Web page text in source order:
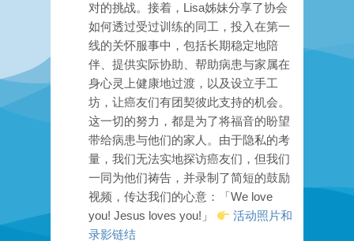
对的挑战。 接着，Lisa姊妹分享了协会
如何透过受过训练的同工，投入在第一
线的关怀服事中，包括长期稳定地陪
伴、提供实际协助、帮助病患与家属在
身心灵上健康地过渡，以及设立手工
坊，让癌友们有团契彼此支持的机会。
这一切的努力，都是为了将福音的盼望
带给病患与他们的家人。由于隐私的考
量，我们无法实地探访癌友们，但我们
一同为他们祷告，并录制了简短的鼓励
视频，传达我们的心意：「We love
you! Jesus loves you!」
活动照片和
录影链结